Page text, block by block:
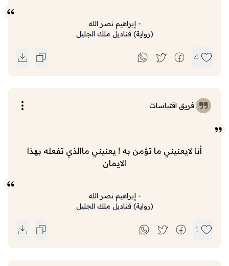
-إبراهيم نصر الله
(رواية) قناديل ملك الجليل
4
فريق اقتباسات
أنا لايعنيني ما تؤمن به ! يعنيني ماالذي تفعله بهذا
الايمان
-إبراهيم نصر الله
(رواية) قناديل ملك الجليل
1